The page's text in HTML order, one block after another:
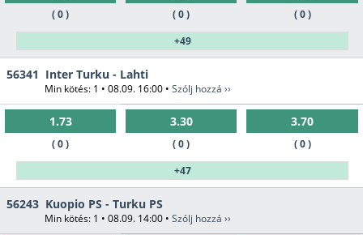
( 0 ) ( 0 )
( 0 )
+49
56341 Inter Turku - Lahti
Min kötés: 1 • 08.09. 16:00 • Szólj hozzá ››
1.73
( 0 )
3.30
( 0 )
3.70
( 0 )
+47
56243 Kuopio PS - Turku PS
Min kötés: 1 • 08.09. 14:00 • Szólj hozzá ››